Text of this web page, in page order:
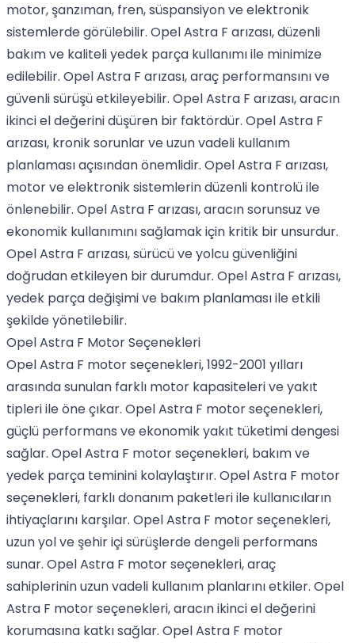
motor, şanzıman, fren, süspansiyon ve elektronik
sistemlerde görülebilir. Opel Astra F arızası, düzenli
bakım ve kaliteli yedek parça kullanımı ile minimize
edilebilir. Opel Astra F arızası, araç performansını ve
güvenli sürüşü etkileyebilir. Opel Astra F arızası, aracın
ikinci el değerini düşüren bir faktördür. Opel Astra F
arızası, kronik sorunlar ve uzun vadeli kullanım
planlaması açısından önemlidir. Opel Astra F arızası,
motor ve elektronik sistemlerin düzenli kontrolü ile
önlenebilir. Opel Astra F arızası, aracın sorunsuz ve
ekonomik kullanımını sağlamak için kritik bir unsurdur.
Opel Astra F arızası, sürücü ve yolcu güvenliğini
doğrudan etkileyen bir durumdur. Opel Astra F arızası,
yedek parça değişimi ve bakım planlaması ile etkili
şekilde yönetilebilir.
Opel Astra F Motor Seçenekleri
Opel Astra F motor seçenekleri, 1992-2001 yılları
arasında sunulan farklı motor kapasiteleri ve yakıt
tipleri ile öne çıkar. Opel Astra F motor seçenekleri,
güçlü performans ve ekonomik yakıt tüketimi dengesi
sağlar. Opel Astra F motor seçenekleri, bakım ve
yedek parça teminini kolaylaştırır. Opel Astra F motor
seçenekleri, farklı donanım paketleri ile kullanıcıların
ihtiyaçlarını karşılar. Opel Astra F motor seçenekleri,
uzun yol ve şehir içi sürüşlerde dengeli performans
sunar. Opel Astra F motor seçenekleri, araç
sahiplerinin uzun vadeli kullanım planlarını etkiler. Opel
Astra F motor seçenekleri, aracın ikinci el değerini
korumasına katkı sağlar. Opel Astra F motor